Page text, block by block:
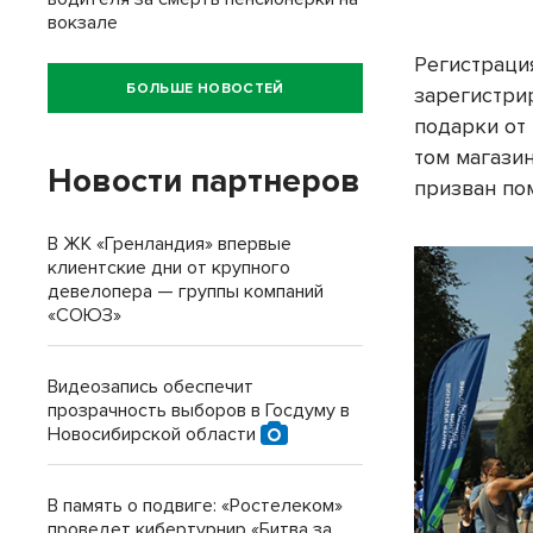
подарки от
том
призван
вокзале
БОЛЬШЕ НОВОСТЕЙ
Новости партнеров
В ЖК «Гренландия» впервые
клиентские дни от крупного
девелопера — группы компаний
«СОЮЗ»
Видеозапись обеспечит
прозрачность выборов в Госдуму в
Новосибирской области
В память о подвиге: «Ростелеком»